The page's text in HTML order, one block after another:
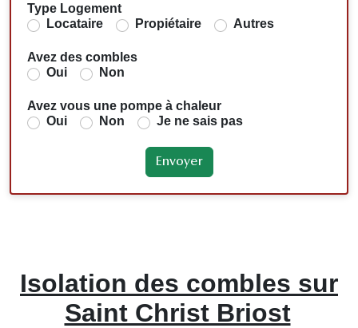
Type Logement
Locataire
Propiétaire Autres
Avez des combles
Oui
Non
Avez vous une pompe à chaleur
Oui
Non Je ne sais pas
Isolation des combles sur
Saint Christ Briost